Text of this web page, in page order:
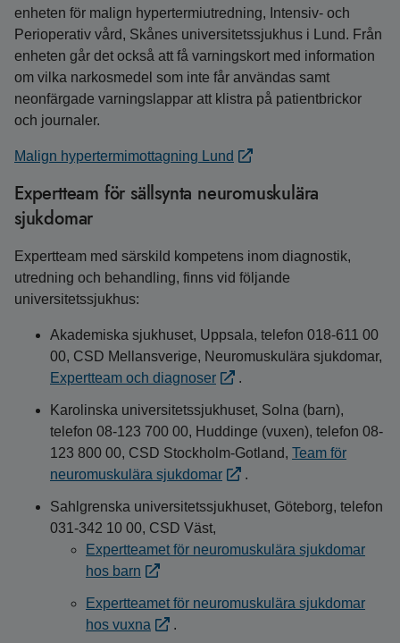
enheten för malign hypertermiutredning, Intensiv- och
Perioperativ vård, Skånes universitetssjukhus i Lund. Från
enheten går det också att få varningskort med information
om vilka narkosmedel som inte får användas samt
neonfärgade varningslappar att klistra på patientbrickor
och journaler.
Malign hypertermimottagning Lund
Expertteam för sällsynta neuromuskulära
sjukdomar
Expertteam med särskild kompetens inom diagnostik,
utredning och behandling, finns vid följande
universitetssjukhus:
Akademiska sjukhuset, Uppsala, telefon 018-611 00
00, CSD Mellansverige, Neuromuskulära sjukdomar,
Expertteam och diagnoser
.
Karolinska universitetssjukhuset, Solna (barn),
telefon 08-123 700 00, Huddinge (vuxen), telefon 08-
123 800 00, CSD Stockholm-Gotland, Team för
neuromuskulära sjukdomar
.
Sahlgrenska universitetssjukhuset, Göteborg, telefon
031-342 10 00, CSD Väst,
Expertteamet för neuromuskulära sjukdomar
hos barn
Expertteamet för neuromuskulära sjukdomar
hos vuxna
.